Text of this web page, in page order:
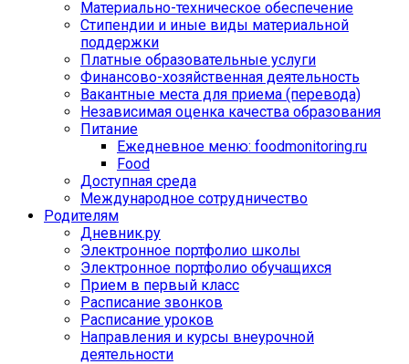
Материально-техническое обеспечение
Стипендии и иные виды материальной
поддержки
Платные образовательные услуги
Финансово-хозяйственная деятельность
Вакантные места для приема (перевода)
Независимая оценка качества образования
Питание
Ежедневное меню: foodmonitoring.ru
Food
Доступная среда
Международное сотрудничество
Родителям
Дневник.ру
Электронное портфолио школы
Электронное портфолио обучащихся
Прием в первый класс
Расписание звонков
Расписание уроков
Направления и курсы внеурочной
деятельности